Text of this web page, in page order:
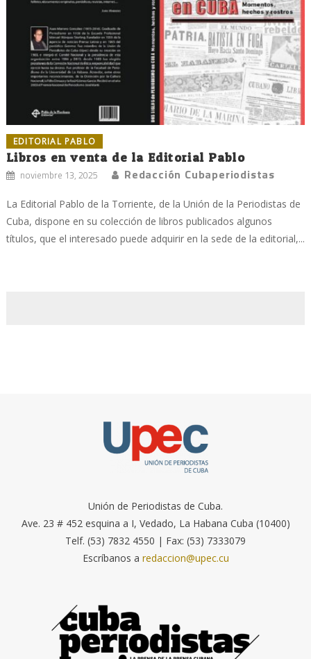
EDITORIAL PABLO
Libros en venta de la Editorial Pablo
noviembre 13, 2025 Redacción Cubaperiodistas
La Editorial Pablo de la Torriente, de la Unión de la Periodistas de
Cuba, dispone en su colección de libros publicados algunos
títulos, que el interesado puede adquirir en la sede de la editorial,...
Unión de Periodistas de Cuba.
Ave. 23 # 452 esquina a I, Vedado, La Habana Cuba (10400)
Telf. (53) 7832 4550 | Fax: (53) 7333079
Escríbanos a redaccion@upec.cu